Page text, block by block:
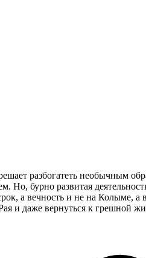
разбогатеть необычным
Но, бурно развитая
а вечность и не на Колыме,
и даже вернуться к грешной